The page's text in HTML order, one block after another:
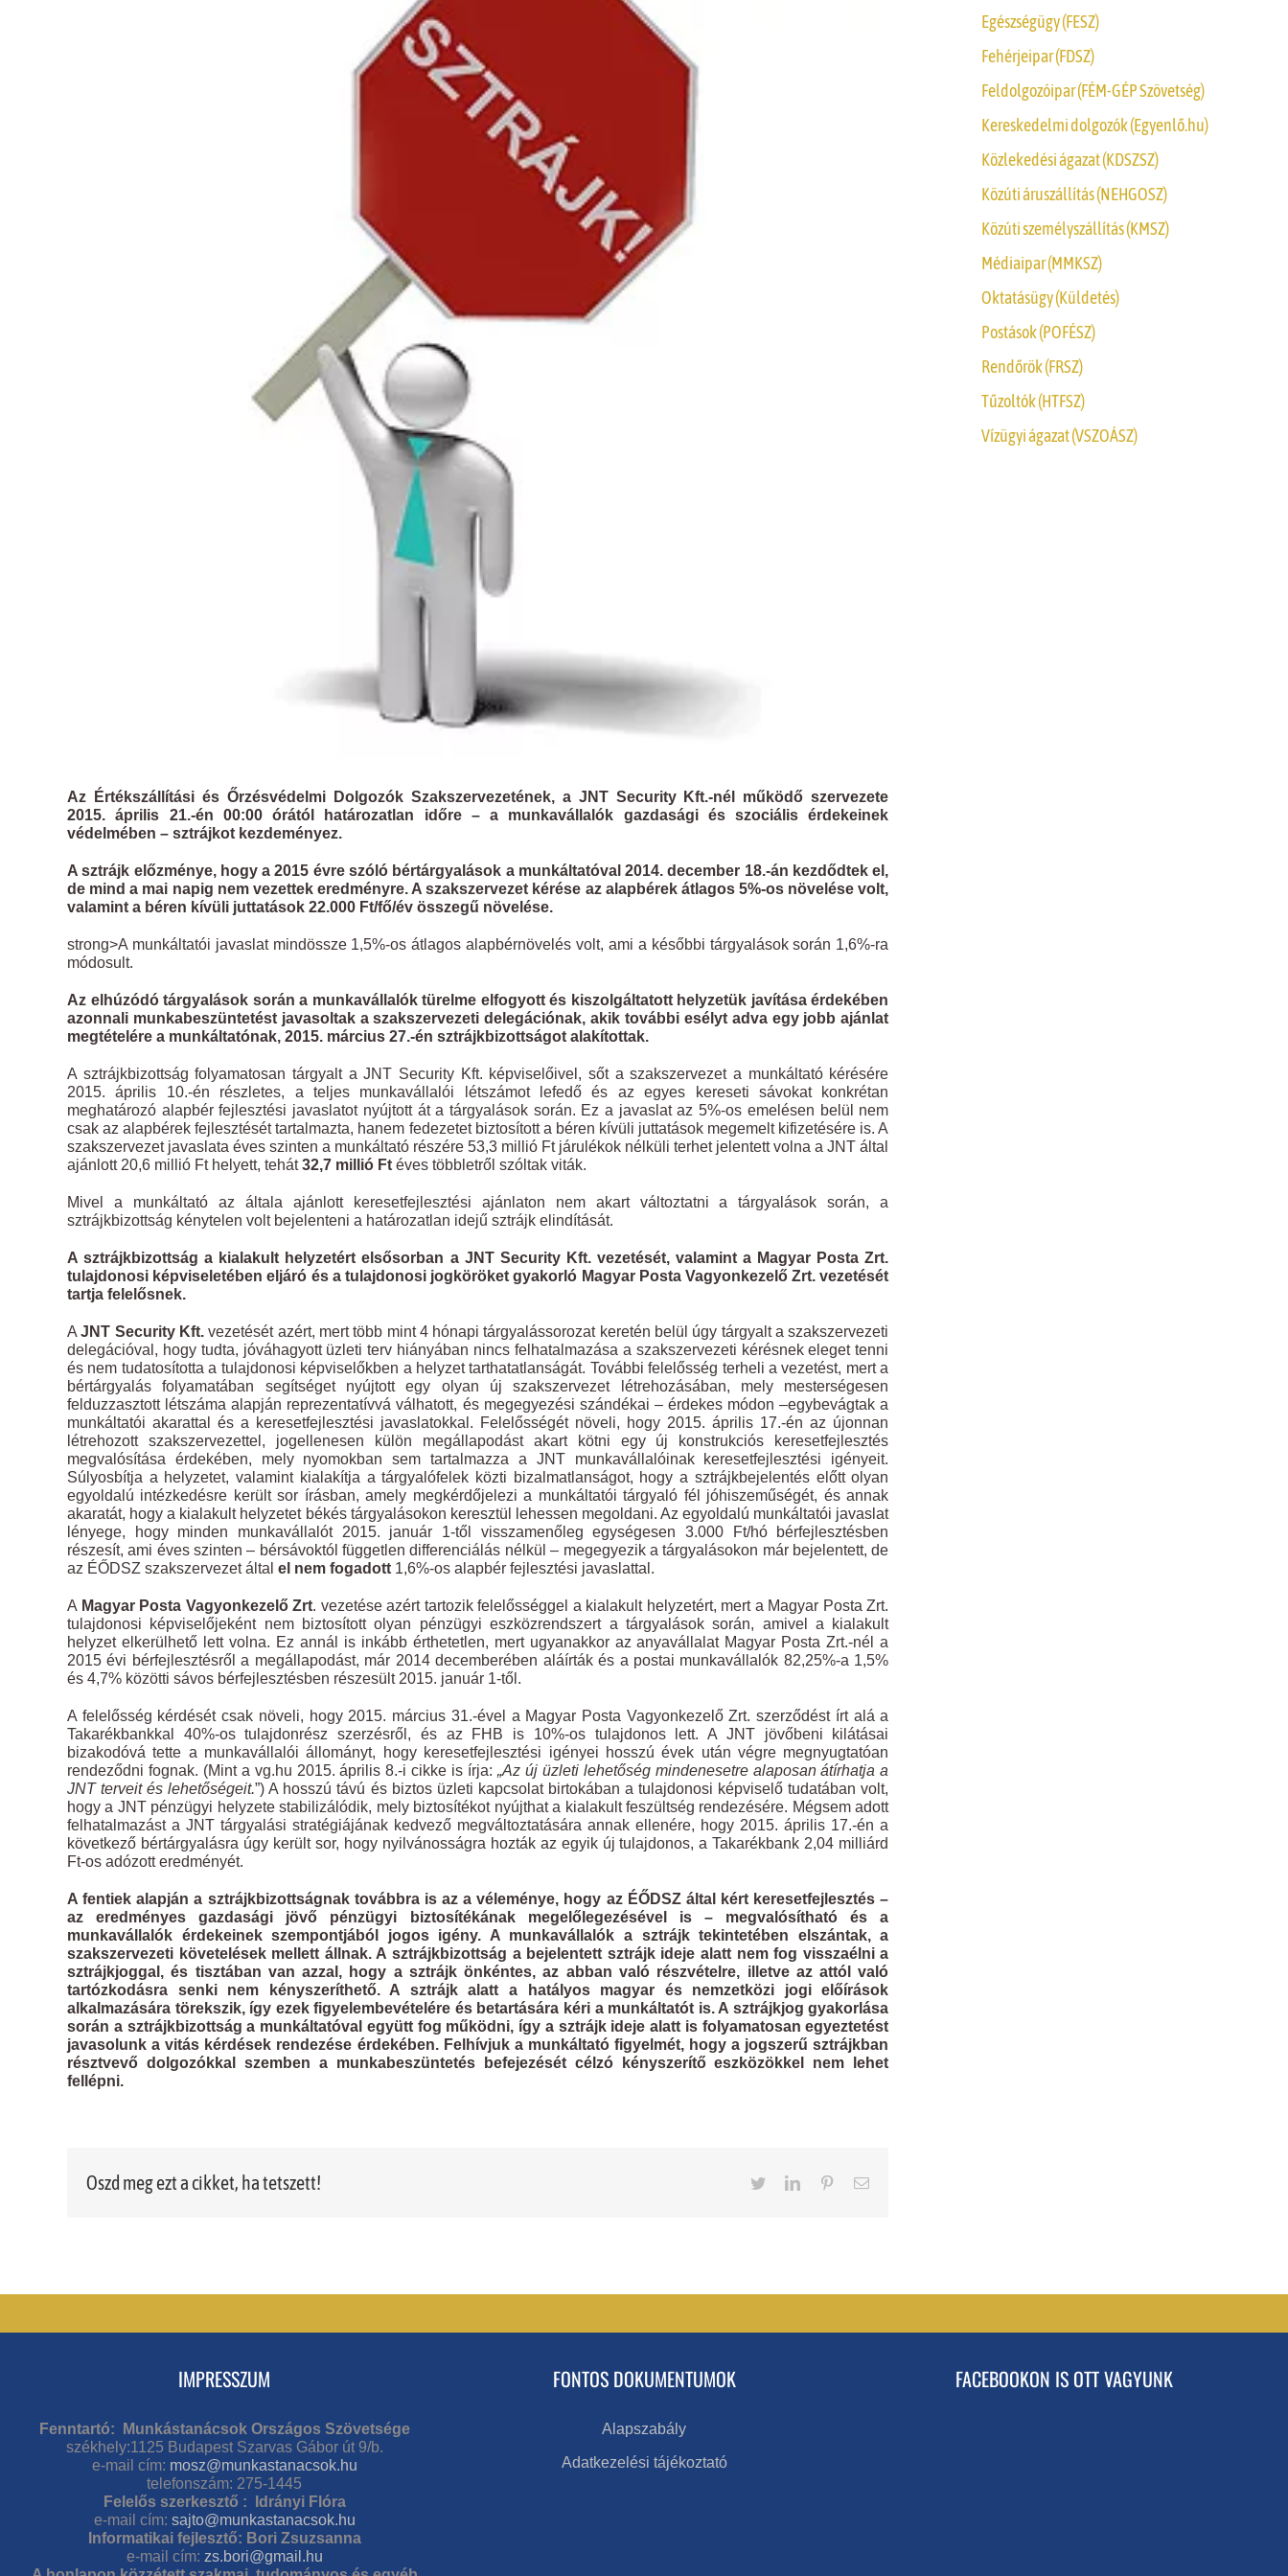
Az Értékszállítási és Őrzésvédelmi Dolgozók Szakszervezetének, a JNT Security Kft.-nél működő szervezete
2015. április 21.-én 00:00 órától határozatlan időre – a munkavállalók gazdasági és szociális érdekeinek
védelmében – sztrájkot kezdeményez.
A sztrájk előzménye, hogy a 2015 évre szóló bértárgyalások a munkáltatóval 2014. december 18.-án kezdődtek el,
de mind a mai napig nem vezettek eredményre. A szakszervezet kérése az alapbérek átlagos 5%-os növelése volt,
valamint a béren kívüli juttatások 22.000 Ft/fő/év összegű növelése.
strong>A munkáltatói javaslat mindössze 1,5%-os átlagos alapbérnövelés volt, ami a későbbi tárgyalások során 1,6%-ra
módosult.
Az elhúzódó tárgyalások során a munkavállalók türelme elfogyott és kiszolgáltatott helyzetük javítása érdekében
azonnali munkabeszüntetést javasoltak a szakszervezeti delegációnak, akik további esélyt adva egy jobb ajánlat
megtételére a munkáltatónak, 2015. március 27.-én sztrájkbizottságot alakítottak.
A sztrájkbizottság folyamatosan tárgyalt a JNT Security Kft. képviselőivel, sőt a szakszervezet a munkáltató kérésére
2015. április 10.-én részletes, a teljes munkavállalói létszámot lefedő és az egyes kereseti sávokat konkrétan
meghatározó alapbér fejlesztési javaslatot nyújtott át a tárgyalások során. Ez a javaslat az 5%-os emelésen belül nem
csak az alapbérek fejlesztését tartalmazta, hanem fedezetet biztosított a béren kívüli juttatások megemelt kifizetésére is. A
szakszervezet javaslata éves szinten a munkáltató részére 53,3 millió Ft járulékok nélküli terhet jelentett volna a JNT által
ajánlott 20,6 millió Ft helyett, tehát32,7 millió Ft éves többletről szóltak viták.
Mivel a munkáltató az általa ajánlott keresetfejlesztési ajánlaton nem akart változtatni a tárgyalások során, a
sztrájkbizottság kénytelen volt bejelenteni a határozatlan idejű sztrájk elindítását.
A sztrájkbizottság a kialakult helyzetért elsősorban a JNT Security Kft. vezetését, valamint a Magyar Posta Zrt.
tulajdonosi képviseletében eljáró és a tulajdonosi jogköröket gyakorló Magyar Posta Vagyonkezelő Zrt. vezetését
tartja felelősnek.
AJNT Security Kft.vezetését azért, mert több mint 4 hónapi tárgyalássorozat keretén belül úgy tárgyalt a szakszervezeti
delegációval, hogy tudta, jóváhagyott üzleti terv hiányában nincs felhatalmazása a szakszervezeti kérésnek eleget tenni
és nem tudatosította a tulajdonosi képviselőkben a helyzet tarthatatlanságát. További felelősség terheli a vezetést, mert a
bértárgyalás folyamatában segítséget nyújtott egy olyan új szakszervezet létrehozásában, mely mesterségesen
felduzzasztott létszáma alapján reprezentatívvá válhatott, és megegyezési szándékai – érdekes módon –egybevágtak a
munkáltatói akarattal és a keresetfejlesztési javaslatokkal. Felelősségét növeli, hogy 2015. április 17.-én az újonnan
létrehozott szakszervezettel, jogellenesen külön megállapodást akart kötni egy új konstrukciós keresetfejlesztés
megvalósítása érdekében, mely nyomokban sem tartalmazza a JNT munkavállalóinak keresetfejlesztési igényeit.
Súlyosbítja a helyzetet, valamint kialakítja a tárgyalófelek közti bizalmatlanságot, hogy a sztrájkbejelentés előtt olyan
egyoldalú intézkedésre került sor írásban, amely megkérdőjelezi a munkáltatói tárgyaló fél jóhiszeműségét, és annak
akaratát, hogy a kialakult helyzetet békés tárgyalásokon keresztül lehessen megoldani. Az egyoldalú munkáltatói javaslat
lényege, hogy minden munkavállalót 2015. január 1-től visszamenőleg egységesen 3.000 Ft/hó bérfejlesztésben
részesít, ami éves szinten – bérsávoktól független differenciálás nélkül – megegyezik a tárgyalásokon már bejelentett, de
az ÉŐDSZ szakszervezet által el nem fogadott 1,6%-os alapbér fejlesztési javaslattal.
A Magyar Posta Vagyonkezelő Zrt. vezetése azért tartozik felelősséggel a kialakult helyzetért, mert a Magyar Posta Zrt.
tulajdonosi képviselőjeként nem biztosított olyan pénzügyi eszközrendszert a tárgyalások során, amivel a kialakult
helyzet elkerülhető lett volna. Ez annál is inkább érthetetlen, mert ugyanakkor az anyavállalat Magyar Posta Zrt.-nél a
2015 évi bérfejlesztésről a megállapodást, már 2014 decemberében aláírták és a postai munkavállalók 82,25%-a 1,5%
és 4,7% közötti sávos bérfejlesztésben részesült 2015. január 1-től.
A felelősség kérdését csak növeli, hogy 2015. március 31.-ével a Magyar Posta Vagyonkezelő Zrt. szerződést írt alá a
Takarékbankkal 40%-os tulajdonrész szerzésről, és az FHB is 10%-os tulajdonos lett. A JNT jövőbeni kilátásai
bizakodóvá tette a munkavállalói állományt, hogy keresetfejlesztési igényei hosszú évek után végre megnyugtatóan
rendeződni fognak. (Mint a vg.hu 2015. április 8.-i cikke is írja: „Az új üzleti lehetőség mindenesetre alaposan átírhatja a
JNT terveit és lehetőségeit.”) A hosszú távú és biztos üzleti kapcsolat birtokában a tulajdonosi képviselő tudatában volt,
hogy a JNT pénzügyi helyzete stabilizálódik, mely biztosítékot nyújthat a kialakult feszültség rendezésére. Mégsem adott
felhatalmazást a JNT tárgyalási stratégiájának kedvező megváltoztatására annak ellenére, hogy 2015. április 17.-én a
következő bértárgyalásra úgy került sor, hogy nyilvánosságra hozták az egyik új tulajdonos, a Takarékbank 2,04 milliárd
Ft-os adózott eredményét.
A fentiek alapján a sztrájkbizottságnak továbbra is az a véleménye, hogy az ÉŐDSZ által kért keresetfejlesztés –
az eredményes gazdasági jövő pénzügyi biztosítékának megelőlegezésével is – megvalósítható és a
munkavállalók érdekeinek szempontjából jogos igény. A munkavállalók a sztrájk tekintetében elszántak, a
szakszervezeti követelések mellett állnak.A sztrájkbizottság a bejelentett sztrájk ideje alatt nem fog visszaélni a
sztrájkjoggal, és tisztában van azzal, hogy a sztrájk önkéntes, az abban való részvételre, illetve az attól való
tartózkodásra senki nem kényszeríthető. A sztrájk alatt a hatályos magyar és nemzetközi jogi előírások
alkalmazására törekszik, így ezek figyelembevételére és betartására kéri a munkáltatót is. A sztrájkjog gyakorlása
során a sztrájkbizottság a munkáltatóval együtt fog működni, így a sztrájk ideje alatt is folyamatosan egyeztetést
javasolunk a vitás kérdések rendezése érdekében. Felhívjuk a munkáltató figyelmét, hogy a jogszerű sztrájkban
résztvevő dolgozókkal szemben a munkabeszüntetés befejezését célzó kényszerítő eszközökkel nem lehet
fellépni.
Oszd meg ezt a cikket, ha tetszett! TwitterLinkedInPinterestEmail
Egészségügy (FESZ)
Fehérjeipar (FDSZ)
Feldolgozóipar (FÉM-GÉP Szövetség)
Kereskedelmi dolgozók (Egyenlő.hu)
Közlekedési ágazat (KDSZSZ)
Közúti áruszállítás (NEHGOSZ)
Közúti személyszállítás (KMSZ)
Médiaipar (MMKSZ)
Oktatásügy (Küldetés)
Postások (POFÉSZ)
Rendőrök (FRSZ)
Tűzoltók (HTFSZ)
Vízügyi ágazat (VSZOÁSZ)
IMPRESSZUM
Fenntartó: Munkástanácsok Országos Szövetsége
székhely:1125 Budapest Szarvas Gábor út 9/b.
e-mail cím: mosz@munkastanacsok.hu
telefonszám: 275-1445
Felelős szerkesztő : Idrányi Flóra
e-mail cím: sajto@munkastanacsok.hu
Informatikai fejlesztő: Bori Zsuzsanna
e-mail cím: zs.bori@gmail.hu
FONTOS DOKUMENTUMOK
Alapszabály
Adatkezelési tájékoztató
FACEBOOKON IS OTT VAGYUNK